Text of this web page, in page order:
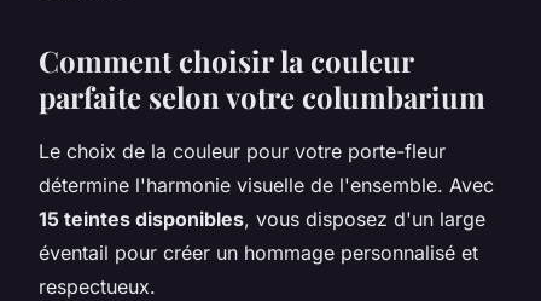
Comment choisir la couleur
parfaite selon votre columbarium
Le choix de la couleur pour votre porte-fleur
détermine l'harmonie visuelle de l'ensemble. Avec
15 teintes disponibles, vous disposez d'un large
éventail pour créer un hommage personnalisé et
respectueux.